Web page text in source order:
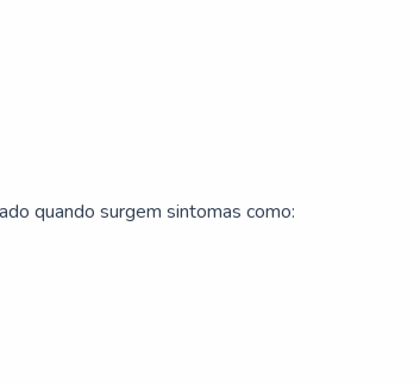
quando surgem sintomas como: